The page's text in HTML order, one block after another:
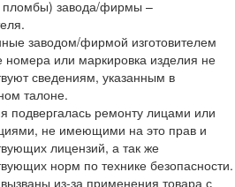
пломбы) завода/фирмы –
заводом/фирмой изготовителем
номера или маркировка изделия не
сведениям, указанным в
талоне.
подвергалась ремонту лицами или
не имеющими на это прав и
лицензий, а так же
норм по технике безопасности.
из-за применения товара с